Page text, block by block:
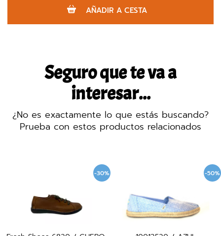
AÑADIR A CESTA
Seguro que te va a
interesar...
¿No es exactamente lo que estás buscando?
Prueba con estos productos relacionados
-30% -50%